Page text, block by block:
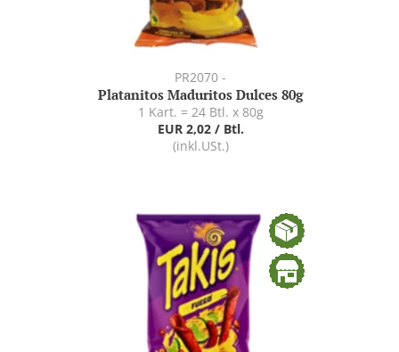
PR2070 -
Platanitos Maduritos Dulces 80g
1 Kart. = 24 Btl. x 80g
EUR 2,02 / Btl.
(inkl.USt.)